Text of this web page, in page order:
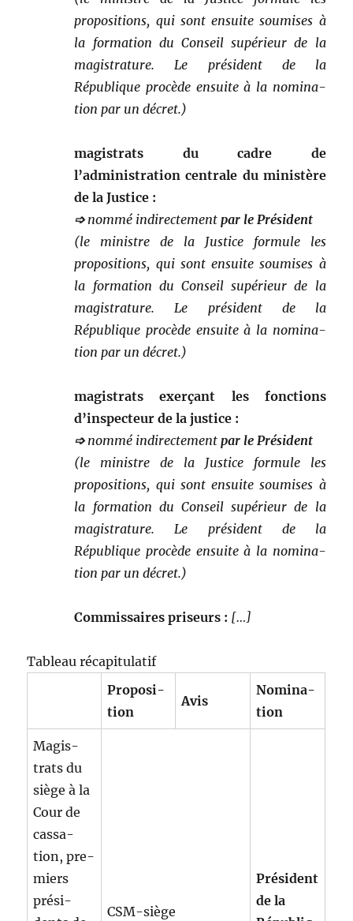
propo­si­tions, qui sont ensuite soumis­es à
la for­ma­tion du Con­seil supérieur de la
mag­i­s­tra­ture. Le prési­dent de la
République procède ensuite à la nom­i­na­
tion par un décret.)
mag­is­trats du cadre de
l’administration cen­trale du min­istère
de la Justice :
➩ nom­mé indi­recte­ment par le Président
(le min­istre de la Jus­tice for­mule les
propo­si­tions, qui sont ensuite soumis­es à
la for­ma­tion du Con­seil supérieur de la
mag­i­s­tra­ture. Le prési­dent de la
République procède ensuite à la nom­i­na­
tion par un décret.)
mag­is­trats exerçant les fonc­tions
d’inspecteur de la justice :
➩ nom­mé indi­recte­ment par le Président
(le min­istre de la Jus­tice for­mule les
propo­si­tions, qui sont ensuite soumis­es à
la for­ma­tion du Con­seil supérieur de la
mag­i­s­tra­ture. Le prési­dent de la
République procède ensuite à la nom­i­na­
tion par un décret.)
Com­mis­saires priseurs : […]
Tableau réca­pit­u­latif
Propo­si­
tion
Avis
Nom­i­na­
tion
Mag­is­
trats du
siège à la
Cour de
cas­sa­
tion, pre­
miers
prési­
CSM-siège
Prési­dent
de la